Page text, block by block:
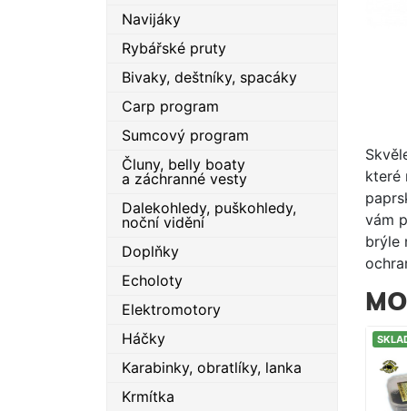
Navijáky
Rybářské pruty
Bivaky, deštníky, spacáky
Carp program
Sumcový program
Čluny, belly boaty
a záchranné vesty
Dalekohledy, puškohledy,
noční vidění
Doplňky
Echoloty
Elektromotory
Háčky
Karabinky, obratlíky, lanka
Krmítka
které
vám
brýle